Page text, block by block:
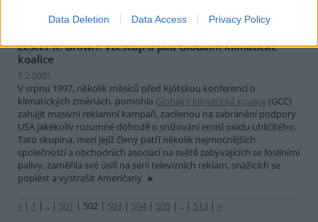
Data Deletion Data Access Privacy Policy
Lester R. Brown: Vzestup a pád Globální klimatické
koalice
7.2.2001
V srpnu 1997, několik měsíců před Kjótskou konferencí o
klimatických změnách, pomohla Globální klimatická koalice(GCC)
zahájit masivní reklamní kampaň, zacílenou na zabránění podpory
USA jakékoliv rozumné dohodě o snižování emisí oxidu uhličitého.
Tato skupina, mezi jejíž členy patří několik nejmocnějších
společností a obchodních asociací na světě zabývajících se fosilními
palivy, zaměřila své úsilí na sérii televizních reklam, snažících se
poplést a vystrašit Američany.
« | 1 | .. | 501 | 502 | 503 | 504 | 505 | .. | 513 | »